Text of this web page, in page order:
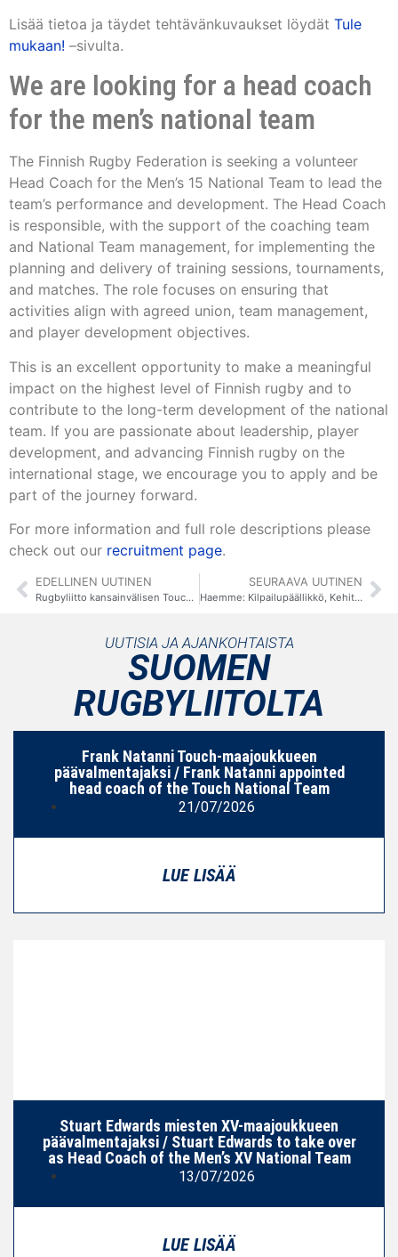
Lisää tietoa ja täydet tehtävänkuvaukset löydät Tule
mukaan! –sivulta.
We are looking for a head coach
for the men’s national team
The Finnish Rugby Federation is seeking a volunteer
Head Coach for the Men’s 15 National Team to lead the
team’s performance and development. The Head Coach
is responsible, with the support of the coaching team
and National Team management, for implementing the
planning and delivery of training sessions, tournaments,
and matches. The role focuses on ensuring that
activities align with agreed union, team management,
and player development objectives.
This is an excellent opportunity to make a meaningful
impact on the highest level of Finnish rugby and to
contribute to the long-term development of the national
team. If you are passionate about leadership, player
development, and advancing Finnish rugby on the
international stage, we encourage you to apply and be
part of the journey forward.
For more information and full role descriptions please
check out our recruitment page.
EDELLINEN UUTINEN
Rugbyliitto kansainvälisen Touch-liiton jäseneksi / SRL becomes member of Federation of International Touch
SEURAAVA UUTINEN
Haemme: Kilpailupäällikkö, Kehityspäällikkö, Touch Rugbyn kilpailukoordinaattori sekä Touch Rugby -maajoukkueen joukkueenjohtaja ja päävalmentaja / Open Positions: Head of Competitions, Head of Development, Touch Rugby competitions coordinator and Team Manager and Head Coach for the Touch Rugby national team
UUTISIA JA AJANKOHTAISTA
SUOMEN
RUGBYLIITOLTA
Frank Natanni Touch-maajoukkueen
päävalmentajaksi / Frank Natanni appointed
head coach of the Touch National Team
21/07/2026
LUE LISÄÄ
Stuart Edwards miesten XV-maajoukkueen
päävalmentajaksi / Stuart Edwards to take over
as Head Coach of the Men’s XV National Team
13/07/2026
LUE LISÄÄ